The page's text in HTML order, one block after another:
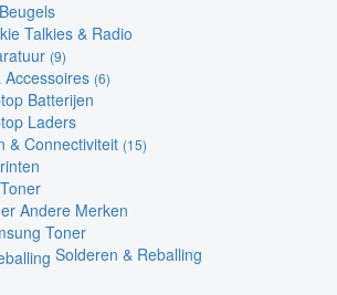
Talkies & Radio
(9)
Accessoires (6)
Batterijen
Laders
& Connectiviteit (15)
Andere Merken
Toner
Solderen & Reballing